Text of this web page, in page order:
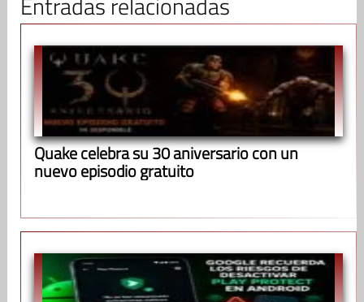
Quake celebra su 30 aniversario con un
nuevo episodio gratuito